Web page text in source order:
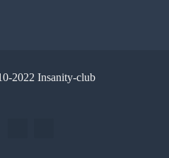
2022 Insanity-club